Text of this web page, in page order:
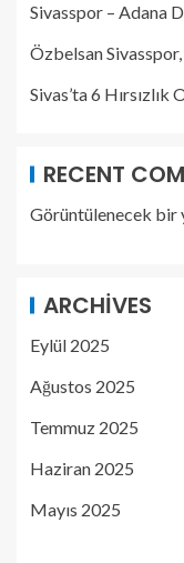
Sivasspor – Adana
Özbelsan
Sivas’ta 6 Hırsızlık
RECENT
Görüntülenecek bir
ARCHIVES
Eylül 2025
Ağustos 2025
Temmuz 2025
Haziran 2025
Mayıs 2025